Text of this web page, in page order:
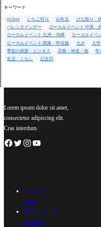
キーワード
pickup いちご狩り お年玉 ひな祭り・
バレンタインデー
ローカルイベント 中国・
ローカルイベント 九州・沖縄
ローカルイベ
ローカルイベント 関東・甲信越
七夕 入
季節の挨拶・ビジネス
宗教・神道・他 年
生活・くらし
記念日
Lorem ipsum dolor sit amet,
consectetur adipiscing elit.
Cras interdum.
トップページ
home
サイトマップ
site map